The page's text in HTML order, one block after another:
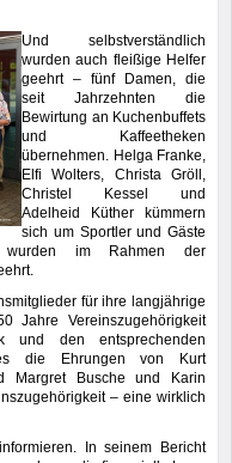
Und selbstverständlich
wurden auch fleißige Helfer
geehrt – fünf Damen, die
seit Jahrzehnten die
Bewirtung an Kuchenbuffets
und Kaffeetheken
übernehmen. Helga Franke,
Elfi Wolters, Christa Gröll,
Christel Kessel und
Adelheid Küther kümmern
sich um Sportler und Gäste
im Rahmen der
für ihre langjährige
Jahre Vereinszugehörigkeit
und den entsprechenden
die Ehrungen von Kurt
Margret Busche und Karin
– eine wirklich
In seinem Bericht